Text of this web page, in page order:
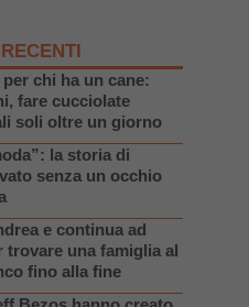
chi ha un cane:
fare cucciolate
soli oltre un giorno
la storia di
senza un occhio
e continua ad
trovare una famiglia al
fino alla fine